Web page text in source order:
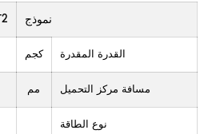
نموذج
القدرة المقدرة كجم
مسافة مركز التحميل مم
نوع الطاقة